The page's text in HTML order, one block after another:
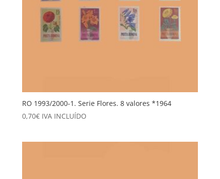
RO 1993/2000-1. Serie Flores. 8 valores *1964
0,70€ IVA INCLUÍDO